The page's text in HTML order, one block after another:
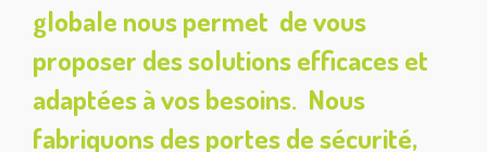
globale nous permet de vous
proposer dessolutions efficaces et
adaptées à vos besoins. Nous
fabriquons desportes de sécurité,